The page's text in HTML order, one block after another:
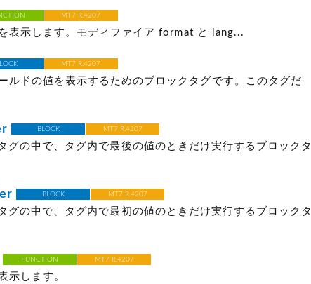
MT7 R.4207
表示します。モディファイア format と lang...
MT7 R.4207
ルドの値を表示するためのブロックタグです。このタグだ
BLOCK MT7 R.4207
グの中で、タグ内で最後の値のときだけ実行するブロックタ
BLOCK MT7 R.4207
グの中で、タグ内で最初の値のときだけ実行するブロックタ
FUNCTION MT7 R.4207
示します。